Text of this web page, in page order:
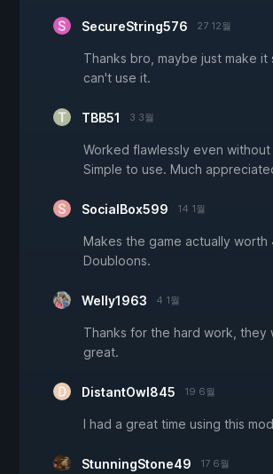
SecureString576 27 12월
Thanks bro, maybe just make it
can't use it.
TBB51 3 3월
Worked flawlessly even without
Simple to use. Much
SocialBox599 14 1월
Makes the game actually worth
Doubloons.
Welly1963 4 1월
Thanks for the hard work, they
great.
DistantOwl845 19 6월
I had a great time using this
StunningStone49 17 6월